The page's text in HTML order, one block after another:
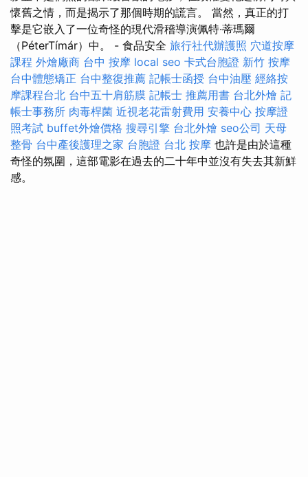
懷舊之情，而是揭示了那個時期的謊言。 當然，真正的打
擊是它嵌入了一位奇怪的現代滑稽導演佩特·蒂瑪爾
（PéterTímár）中。 - 食品安全 旅行社代辦護照 穴道按摩
課程 外燴廠商 台中 按摩 local seo 卡式台胞證 新竹 按摩
台中體態矯正 台中整復推薦 記帳士函授 台中油壓 經絡按
摩課程台北 台中五十肩筋膜 記帳士 推薦用書 台北外燴 記
帳士事務所 肉毒桿菌 近視老花雷射費用 安養中心 按摩證
照考試 buffet外燴價格 搜尋引擎 台北外燴 seo公司 天母
整骨 台中產後護理之家 台胞證 台北 按摩 也許是由於這種
奇怪的氛圍，這部電影在過去的二十年中並沒有失去其新鮮
感。